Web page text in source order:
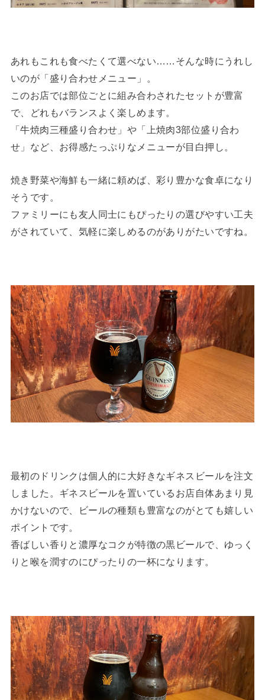
あれもこれも食べたくて選べない……そんな時にうれし
いのが「盛り合わせメニュー」。
このお店では部位ごとに組み合わされたセットが豊富
で、どれもバランスよく楽しめます。
「牛焼肉三種盛り合わせ」や「上焼肉3部位盛り合わ
せ」など、お得感たっぷりなメニューが目白押し。
焼き野菜や海鮮も一緒に頼めば、彩り豊かな食卓になり
そうです。
ファミリーにも友人同士にもぴったりの選びやすい工夫
がされていて、気軽に楽しめるのがありがたいですね。
最初のドリンクは個人的に大好きなギネスビールを注文
しました。ギネスビールを置いているお店自体あまり見
かけないので、ビールの種類も豊富なのがとても嬉しい
ポイントです。
香ばしい香りと濃厚なコクが特徴の黒ビールで、ゆっく
りと喉を潤すのにぴったりの一杯になります。